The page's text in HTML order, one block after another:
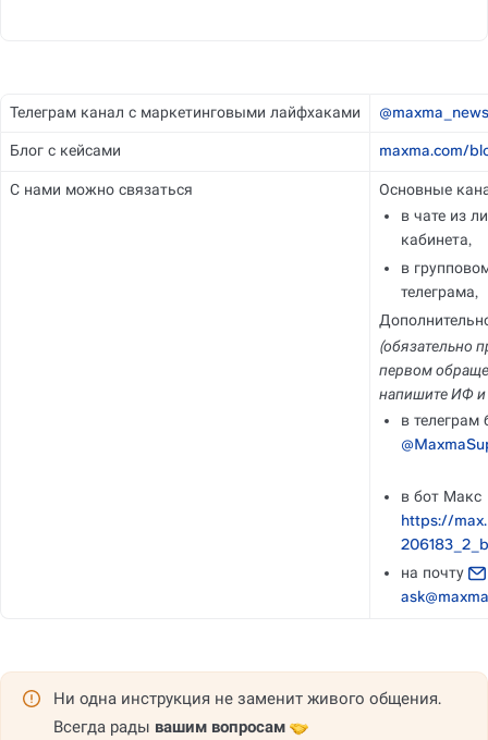
текст Title
Телеграм канал с маркетинговыми лайфхаками @maxma_news
Блог с кейсами maxma.com/
С нами можно связаться
Основные
в чате из
кабинета,
в
телеграма,
(обязательно
первом
напишите ИФ и
https://
на почту
Ни одна инструкция не заменит живого общения.
Всегда рады вашим вопросам